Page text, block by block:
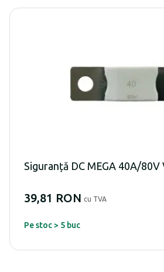
Siguranță DC MEGA 40A/
39,81 RON cu TVA
Pe stoc > 5 buc